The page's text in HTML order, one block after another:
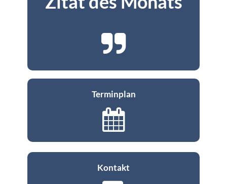
Terminplan
Kontakt